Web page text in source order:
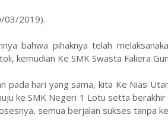
03/2019).
bahwa pihaknya telah
kemudian Ke SMK Swasta Faliera
pada hari yang sama, kita Ke Nias
ke SMK Negeri 1 Lotu setta
semua berjalan sukses tanpa